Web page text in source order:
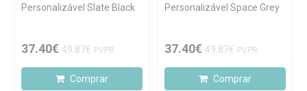
Personalizável Slate Black
37.40€ 49.87€ PVPR
Comprar
Personalizável Space Grey
37.40€ 49.87€ PVPR
Comprar